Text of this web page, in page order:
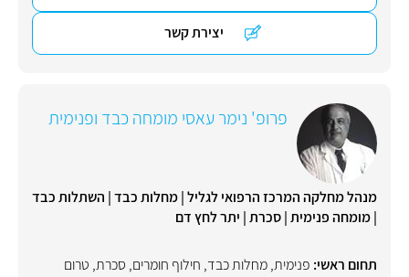
יצירת קשר
פרופ' נימר עאסי מומחה כבד ופנימית
מנהל מחלקה המרכז הרפואי לגליל | מחלות כבד | השתלות כבד
| מומחה פנימית | סכרת | יתר לחץ דם
תחום ראשי: פנימית,מחלות כבד, חילוף חומרים, סכרת, טרום